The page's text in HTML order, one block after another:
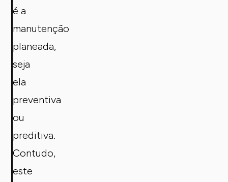
é a
manutenção
planeada,
seja
ela
preventiva
ou
preditiva.
Contudo,
este